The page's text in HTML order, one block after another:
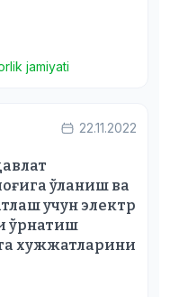
jamiyati
22.11.2022
ўланиш ва
учун электр
ўрнатиш
хужжатларини